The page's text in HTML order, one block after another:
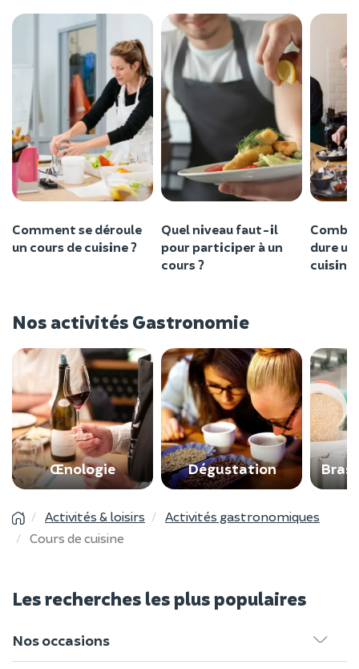
Comment se déroule
un cours de cuisine ?
Quel niveau faut-il
pour participer à un
cours ?
dure
cuisine
Nos activités Gastronomie
Œnologie Dégustation
Activités & loisirs
Activités gastronomiques
Cours de cuisine
Les recherches les plus populaires
Nos occasions